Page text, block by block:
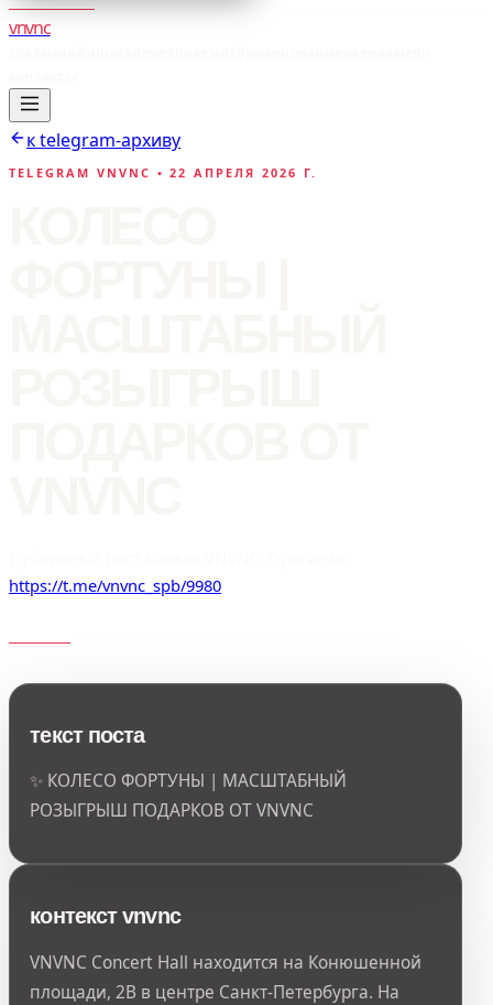
vnvnc
к telegram-архиву
TELEGRAM VNVNC • 22 АПРЕЛЯ 2026 Г.
https://t.me/vnvnc_spb/9980
текст поста
✨ КОЛЕСО ФОРТУНЫ | МАСШТАБНЫЙ
РОЗЫГРЫШ ПОДАРКОВ ОТ VNVNC
контекст vnvnc
VNVNC Concert Hall находится на Конюшенной
площади, 2В в центре Санкт-Петербурга. На